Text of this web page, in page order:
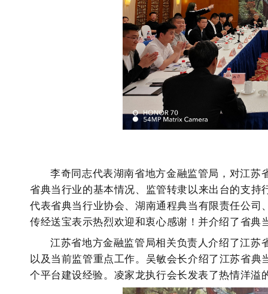
李奇同志代表湖南省地方金融监管局，对江
省典当行业的基本情况、监管转隶以来出台的支
代表省典当行业协会、湖南通程典当有限责任公
传经送宝表示热烈欢迎和衷心感谢！并介绍了省典
江苏省地方金融监管局相关负责人介绍了江
以及当前监管重点工作。吴敏会长介绍了江苏省
个平台建设经验。凌家龙执行会长发表了热情洋溢